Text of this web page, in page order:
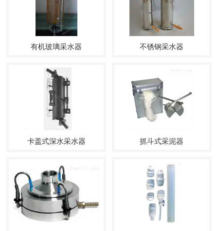
有机玻璃采水器 不锈钢采水器
卡盖式深水采水器 抓斗式采泥器